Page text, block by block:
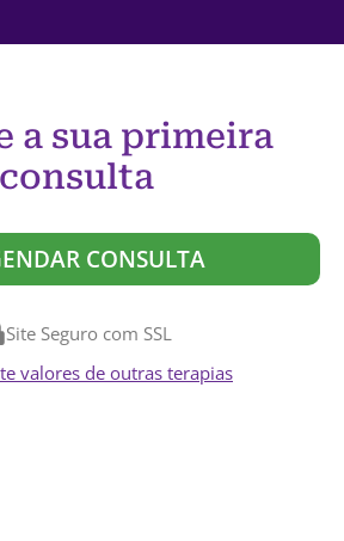
a sua primeira
consulta
CONSULTA
Site Seguro com SSL
valores de outras terapias